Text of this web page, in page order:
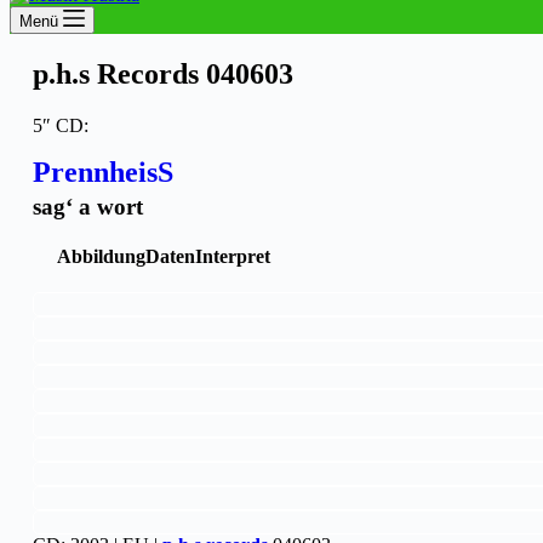
Menü
p.h.s Records 040603
5″ CD:
PrennheisS
sag‘ a wort
AbbildungDatenInterpret